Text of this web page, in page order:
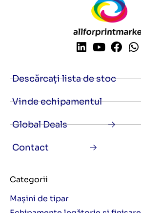
Descărcați lista de stoc
Vinde echipamentul
Global Deals
Contact
Categorii
Mașini de tipar